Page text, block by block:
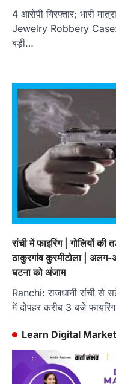
4 आरोपी गिरफ्तार; भारी
Jewelry Robbery Case:
बड़ी…
रांची में फाइरिंग | गोलियों की
ठाकुरगांव कुरमीटोला | अलग-
घटना को अंजाम
Ranchi: राजधानी रांची से
में दोपहर करीब 3 बजे
Learn Digital